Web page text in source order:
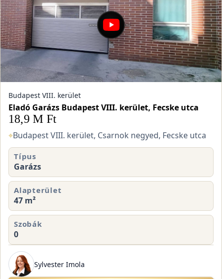
Budapest VIII. kerület
Eladó Garázs Budapest VIII. kerület, Fecske utca
18,9 M Ft
⌖Budapest VIII. kerület, Csarnok negyed, Fecske utca
Típus
Garázs
Alapterület
47 m²
Szobák
0
Sylvester Imola